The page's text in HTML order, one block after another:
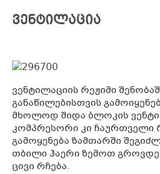
ვენტილაცია
ვენტილაციის რეჟიმი
განაწილებისთვის
მხოლოდ შიდა ბლოკის
კომპრესორი კი ჩაურთველი
გამოყენება ზამთარში
თბილი ჰაერი ზემოთ
ცივი რჩება.